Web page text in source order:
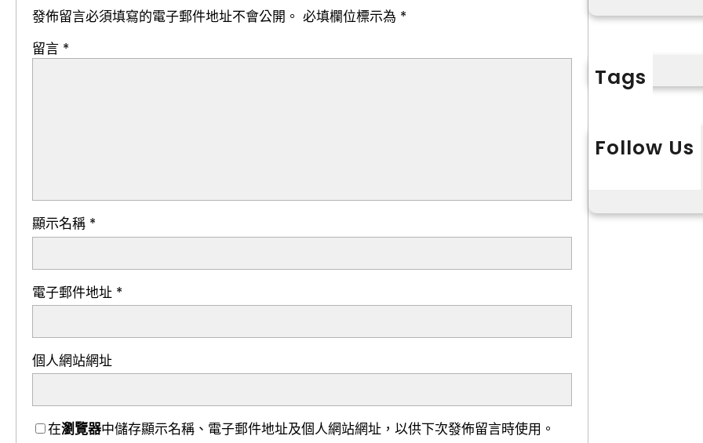
發佈留言必須填寫的電子郵件地址不會公開。 必填欄位標示為 *
留言 *
顯示名稱 *
電子郵件地址 *
個人網站網址
在瀏覽器中儲存顯示名稱、電子郵件地址及個人網站網址，以供下次發佈留言時使用。
Tags
Follow Us